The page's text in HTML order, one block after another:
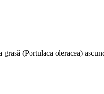
(Portulaca oleracea)